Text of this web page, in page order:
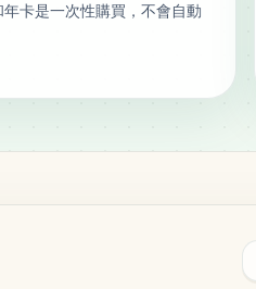
卡是一次性購買，不會自動